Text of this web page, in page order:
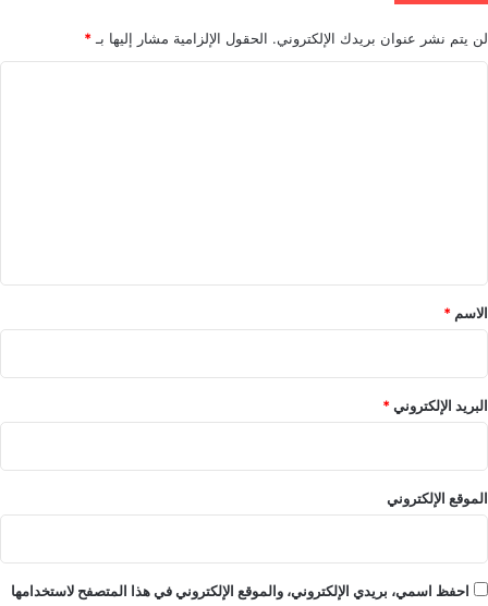
لن يتم نشر عنوان بريدك الإلكتروني. الحقول الإلزامية مشار إليها بـ *
*
الاسم *
البريد الإلكتروني*
الموقع الإلكتروني
احفظ اسمي، بريدي الإلكتروني، والموقع الإلكتروني في هذا المتصفح لاستخدامها